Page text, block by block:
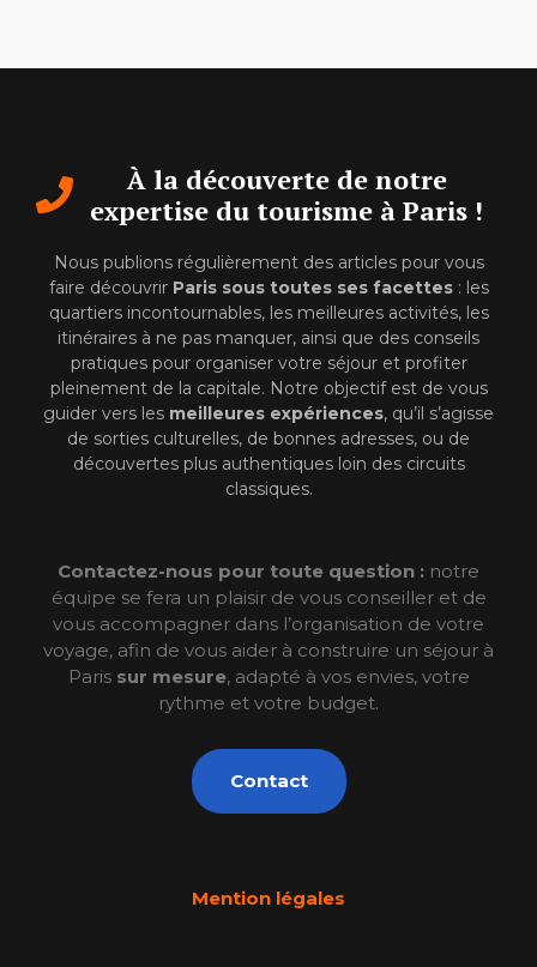
À la découverte de notre
expertise du tourisme à Paris !
Nous publions régulièrement des articles pour vous
faire découvrir Paris sous toutes ses facettes: les
quartiers incontournables, les meilleures activités, les
itinéraires à ne pas manquer, ainsi que des conseils
pratiques pour organiser votre séjour et profiter
pleinement de la capitale. Notre objectif est de vous
guider vers les meilleures expériences, qu’il s’agisse
de sorties culturelles, de bonnes adresses, ou de
découvertes plus authentiques loin des circuits
classiques.
Contactez-nous pour toute question : notre
équipe se fera un plaisir de vous conseiller et de
vous accompagner dans l’organisation de votre
voyage, afin de vous aider à construire un séjour à
Paris sur mesure, adapté à vos envies, votre
rythme et votre budget.
Contact
Mention légales